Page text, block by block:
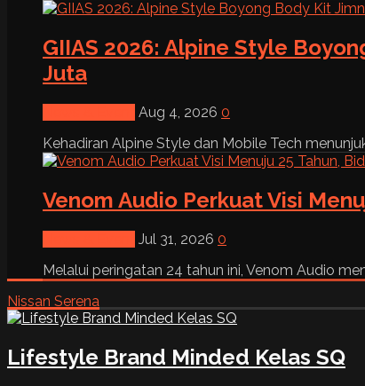
GIIAS 2026: Alpine Style
Juta
Aug 4, 2026 0
Kehadiran Alpine Style dan Mobile Tech
Venom Audio Perkuat Visi
Jul 31, 2026 0
Melalui peringatan 24 tahun ini, Venom Audio
Nissan Serena
Lifestyle Brand Minded Kelas SQ